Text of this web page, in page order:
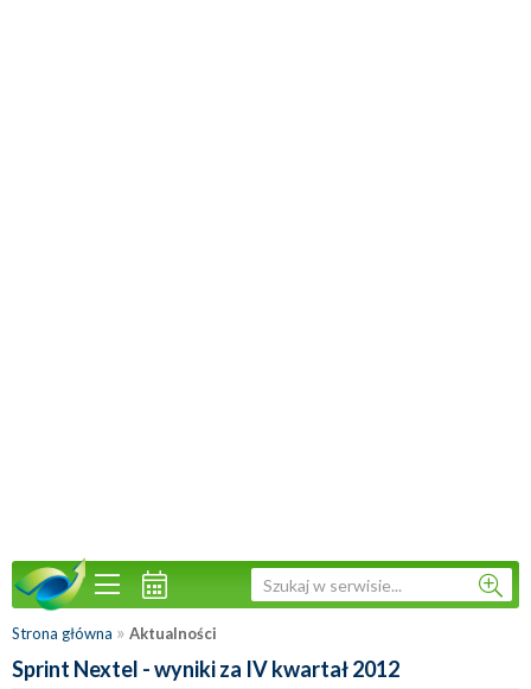
Strona główna » Aktualności
Sprint Nextel - wyniki za IV kwartał 2012